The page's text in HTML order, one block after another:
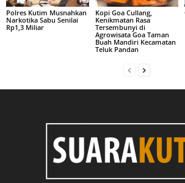
Polres Kutim Musnahkan
Narkotika Sabu Senilai
Rp1,3 Miliar
Kopi Goa Cullang,
Kenikmatan Rasa
Tersembunyi di
Agrowisata Goa Taman
Buah Mandiri Kecamatan
Teluk Pandan